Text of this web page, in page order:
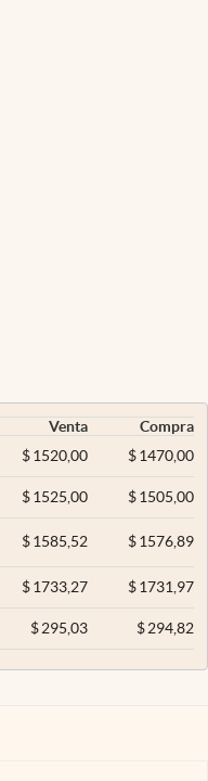
Venta
Compra
$ 1520,00 $1470,00
$ 1525,00 $1505,00
$ 1585,52 $1576,89
$ 1733,27 $1731,97
$ 295,03 $294,82